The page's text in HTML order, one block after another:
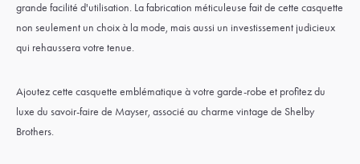
grande facilité d'utilisation. La fabrication méticuleuse fait de cette casquette
non seulement un choix à la mode, mais aussi un investissement judicieux
qui rehaussera votre tenue.
Ajoutez cette casquette emblématique à votre garde-robe et profitez du
luxe du savoir-faire de Mayser, associé au charme vintage de Shelby
Brothers.